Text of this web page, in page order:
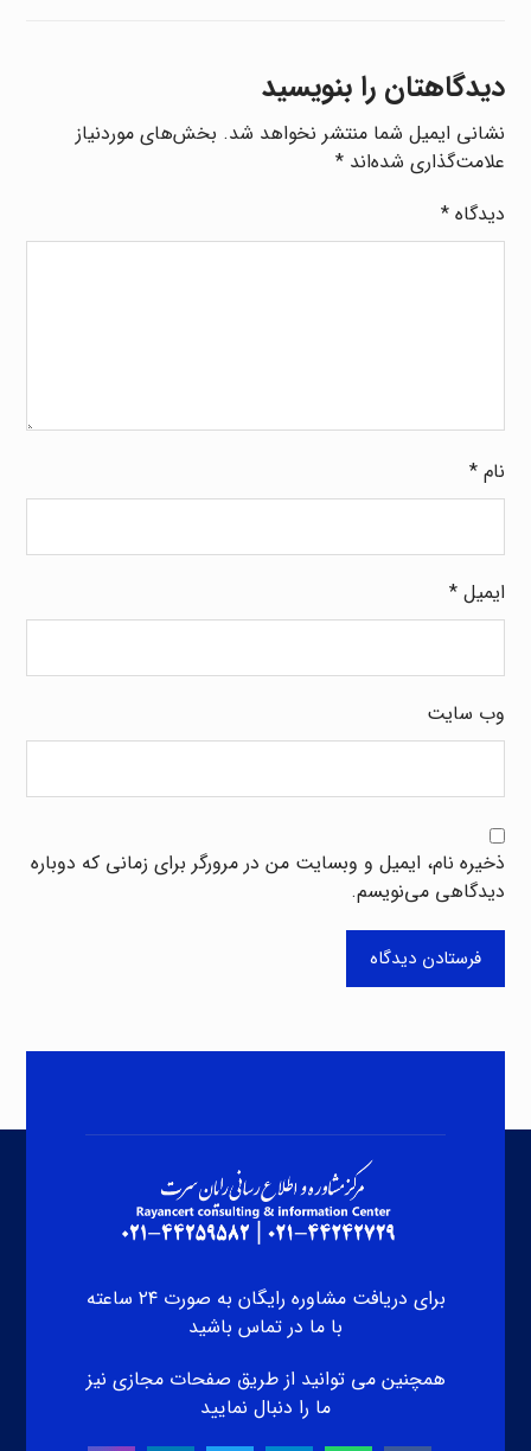
دیدگاهتان را بنویسید
نشانی ایمیل شما منتشر نخواهد شد. بخش‌های موردنیاز
علامت‌گذاری شده‌اند*
دیدگاه*
نام*
ایمیل*
وب‌ سایت
ذخیره نام، ایمیل و وبسایت من در مرورگر برای زمانی که دوباره
دیدگاهی می‌نویسم.
فرستادن دیدگاه
برای دریافت مشاوره رایگان به صورت ۲۴ ساعته
با ما در تماس باشید
همچنین می توانید از طریق صفحات مجازی نیز
ما را دنبال نمایید